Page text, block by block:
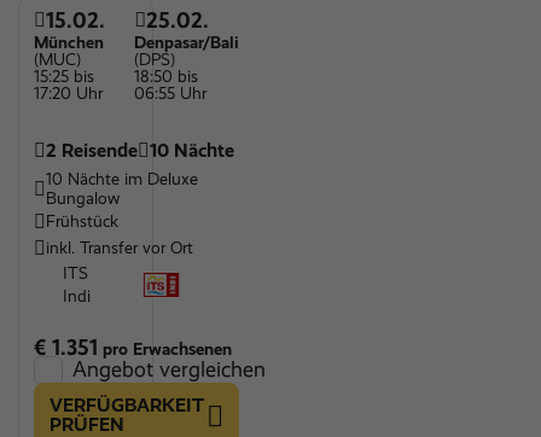
15.02.
München
(MUC)
15:25 bis
17:20 Uhr
25.02.
Denpasar/Bali
(DPS)
18:50 bis
06:55 Uhr
2 Reisende 10 Nächte
10 Nächte im Deluxe
Bungalow
Frühstück
inkl. Transfer vor Ort
ITS
Indi
€ 1.351 pro Erwachsenen
Angebot vergleichen
VERFÜGBARKEIT
PRÜFEN